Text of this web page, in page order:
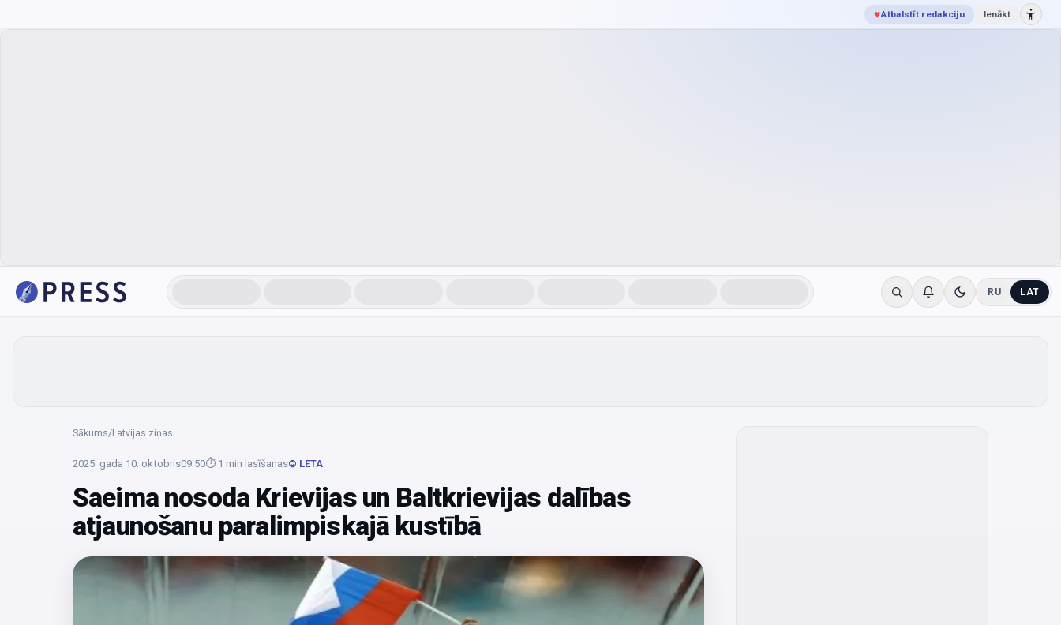
♥Atbalstīt redakciju Ienākt
RU LAT
Sākums/Latvijas ziņas
2025. gada 10. oktobris09:50⏱ 1 min lasīšanas© LETA
Saeima nosoda Krievijas un Baltkrievijas dalības
atjaunošanu paralimpiskajā kustībā